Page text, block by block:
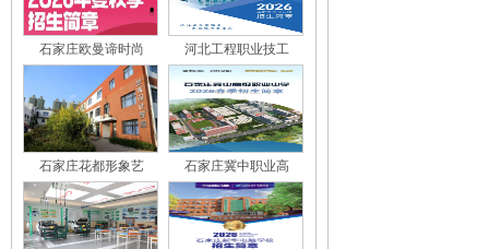
石家庄欧曼谛时尚 河北工程职业技工
石家庄花都形象艺 石家庄冀中职业高